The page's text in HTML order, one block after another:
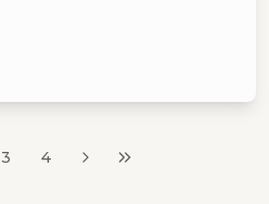
3 4